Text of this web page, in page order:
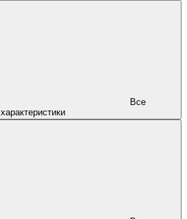
характеристики